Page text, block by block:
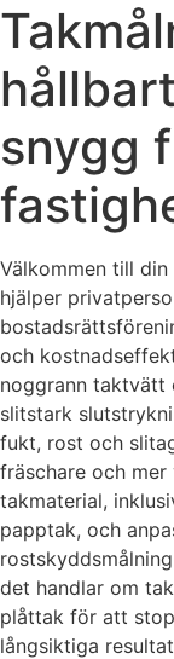
snygg
Välkommen till
hjälper
och
noggrann taktvätt
slitstark
fukt, rost och
fräschare och
takmaterial,
papptak, och
det handlar om
plåttak för att
långsiktiga